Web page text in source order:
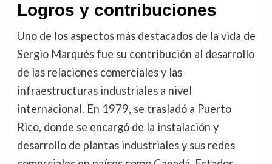
Logros y contribuciones
Uno de los aspectos más destacados de la vida de
Sergio Marqués fue su contribución al desarrollo
de las relaciones comerciales y las
infraestructuras industriales a nivel
internacional. En 1979, se trasladó a Puerto
Rico, donde se encargó de la instalación y
desarrollo de plantas industriales y sus redes